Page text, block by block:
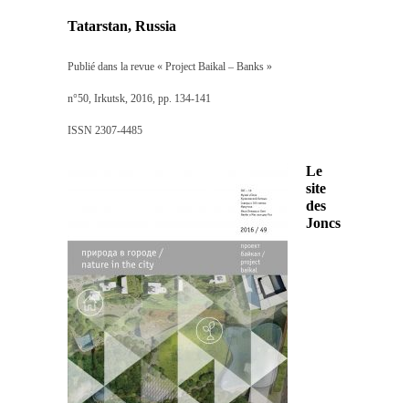
Tatarstan, Russia
Publié dans la revue « Project Baikal – Banks »
n°50, Irkutsk, 2016, pp. 134-141
ISSN 2307-4485
Le
site
des
Joncs